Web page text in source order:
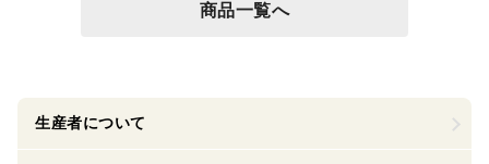
商品一覧へ
生産者について